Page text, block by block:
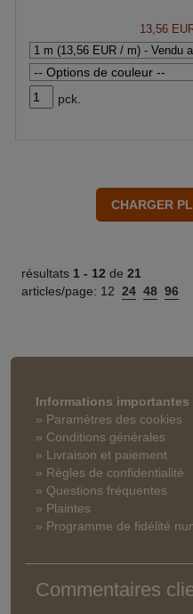
13,56
pck.
résultats 1 - 12 de 21
articles/page: 12 24 48 96
Informations importantes
» Paramètres des cookies
» Conditions générales
» Livraison et paiement
» Règles de confidentialité
» Questions fréquentes
» Plaintes
» Programme de fidélité
Commentaires